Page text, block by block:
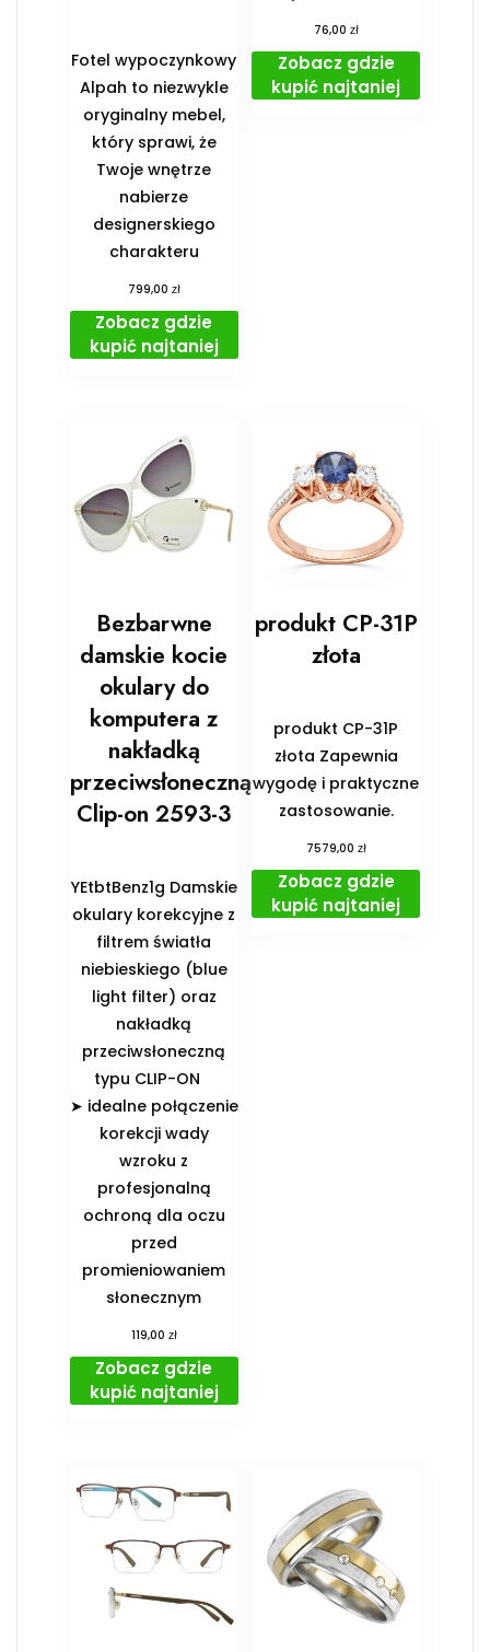
Fotel wypoczynkowy
Alpah to niezwykle
oryginalny mebel,
który sprawi, że
Twoje wnętrze
nabierze
designerskiego
charakteru
799,00 zł
Zobacz gdzie
kupić najtaniej
76,00 zł
Zobacz gdzie
kupić najtaniej
Bezbarwne
damskie kocie
okulary do
komputera z
nakładką
przeciwsłoneczną
Clip-on 2593-3
YEtbtBenz1g Damskie
okulary korekcyjne z
filtrem światła
niebieskiego (blue
light filter) oraz
nakładką
przeciwsłoneczną
typu CLIP-ON
➤ idealne połączenie
korekcji wady
wzroku z
profesjonalną
ochroną dla oczu
przed
promieniowaniem
słonecznym
119,00 zł
Zobacz gdzie
kupić najtaniej
produkt CP-31P
złota
produkt CP-31P
złota Zapewnia
wygodę i praktyczne
zastosowanie.
7579,00 zł
Zobacz gdzie
kupić najtaniej